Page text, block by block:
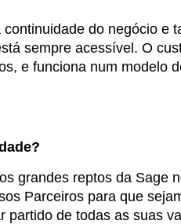
do negócio e
sempre acessível. O
e funciona num modelo
grandes reptos da Sage
Parceiros para que
partido de todas as suas